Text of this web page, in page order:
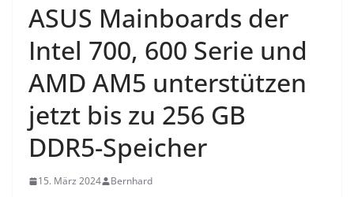
ASUS Mainboards der
Intel 700, 600 Serie und
AMD AM5 unterstützen
jetzt bis zu 256 GB
DDR5-Speicher
15. März 2024 Bernhard